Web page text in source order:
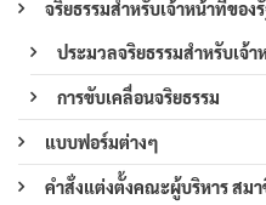
จริยธรรมสำหรับเจ้าหน้าที่ของ
ประมวลจริยธรรมสำหรับเจ้า
การขับเคลื่อนจริยธรรม
แบบฟอร์มต่างๆ
คำสั่งแต่งตั้งคณะผู้บริหาร สม